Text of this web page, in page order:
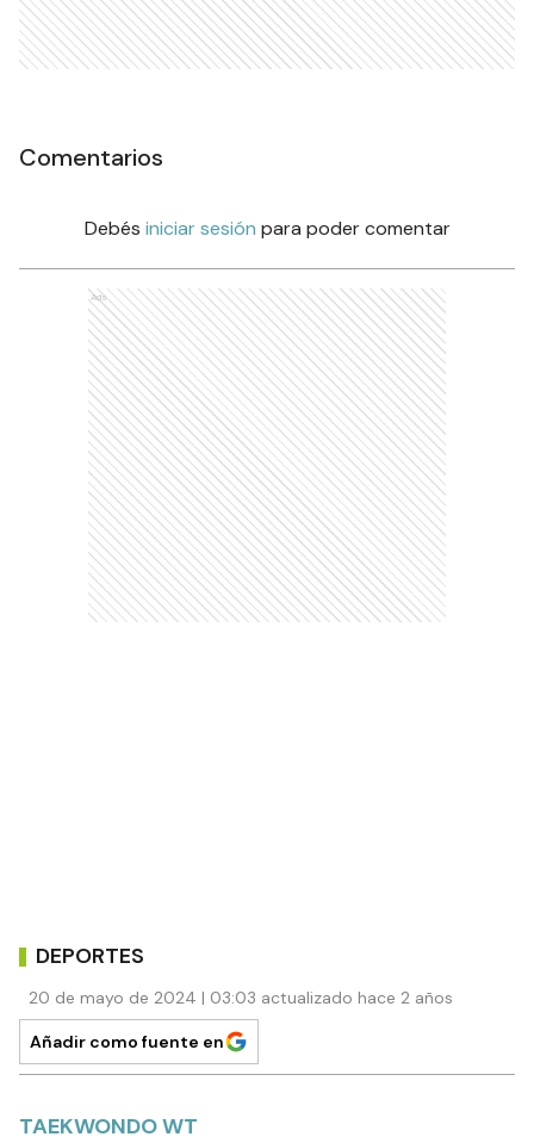
Comentarios
Debés iniciar sesión para poder comentar
Ads
DEPORTES
20 de mayo de 2024 | 03:03 actualizado hace 2 años
Añadir como fuente en
TAEKWONDO WT